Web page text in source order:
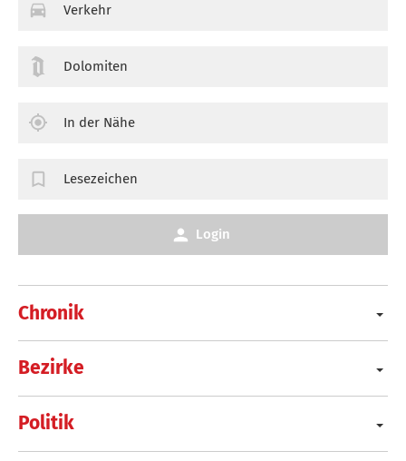
Chronik
Bezirke
Politik
Verkehr
Dolomiten
In der Nähe
Lesezeichen
Login